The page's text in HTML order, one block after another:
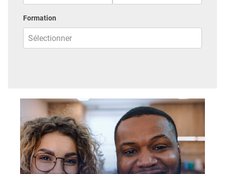
Formation